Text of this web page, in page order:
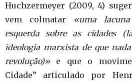
Huchzermeyer (2009, 4)
vem colmatar
«uma
esquerda sobre as cidades
ideologia marxista de que
revolução)»e que o
Cidade” articulado por